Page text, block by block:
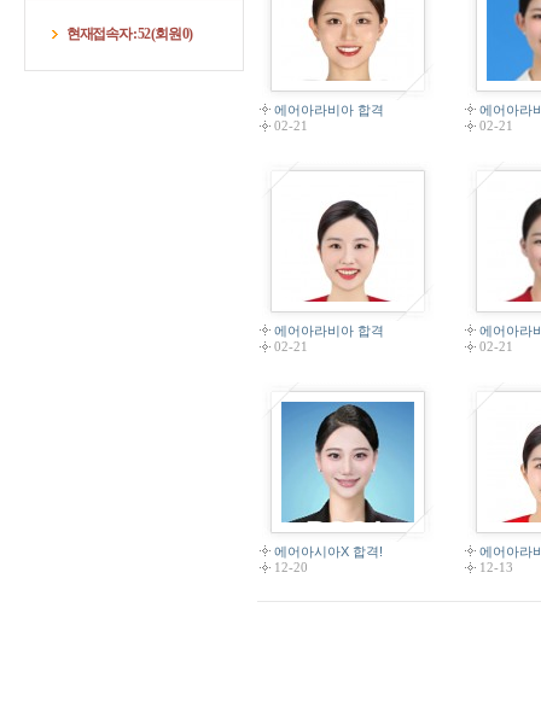
현재접속자 :52(회원0)
에어아라비아 합격
02-21
에어아라
02-21
에어아라비아 합격
02-21
에어아라
02-21
에어아시아X 합격!
12-20
에어아라
12-13